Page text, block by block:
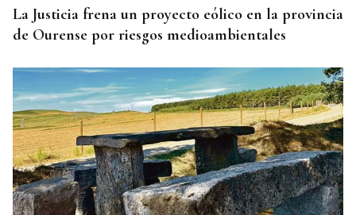
La Justicia frena un proyecto eólico en la provincia
de Ourense por riesgos medioambientales